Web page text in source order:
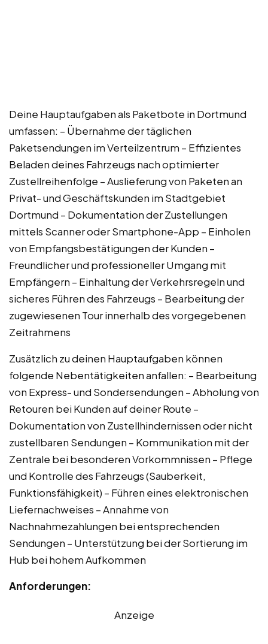
Deine Hauptaufgaben als Paketbote in Dortmund
umfassen: – Übernahme der täglichen
Paketsendungen im Verteilzentrum – Effizientes
Beladen deines Fahrzeugs nach optimierter
Zustellreihenfolge – Auslieferung von Paketen an
Privat- und Geschäftskunden im Stadtgebiet
Dortmund – Dokumentation der Zustellungen
mittels Scanner oder Smartphone-App – Einholen
von Empfangsbestätigungen der Kunden –
Freundlicher und professioneller Umgang mit
Empfängern – Einhaltung der Verkehrsregeln und
sicheres Führen des Fahrzeugs – Bearbeitung der
zugewiesenen Tour innerhalb des vorgegebenen
Zeitrahmens
Zusätzlich zu deinen Hauptaufgaben können
folgende Nebentätigkeiten anfallen: – Bearbeitung
von Express- und Sondersendungen – Abholung von
Retouren bei Kunden auf deiner Route –
Dokumentation von Zustellhindernissen oder nicht
zustellbaren Sendungen – Kommunikation mit der
Zentrale bei besonderen Vorkommnissen – Pflege
und Kontrolle des Fahrzeugs (Sauberkeit,
Funktionsfähigkeit) – Führen eines elektronischen
Liefernachweises – Annahme von
Nachnahmezahlungen bei entsprechenden
Sendungen – Unterstützung bei der Sortierung im
Hub bei hohem Aufkommen
Anforderungen:
Anzeige